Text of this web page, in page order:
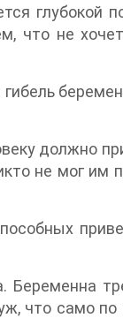
глубокой
что не
гибель
должно
не мог им
Беременна
что само по